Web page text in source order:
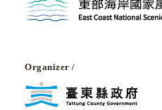
Organizer /